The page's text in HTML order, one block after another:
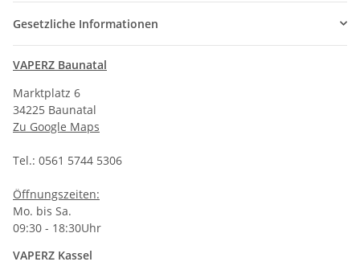
Gesetzliche Informationen
VAPERZ Baunatal
Marktplatz 6
34225 Baunatal
Zu Google Maps
Tel.: 0561 5744 5306
Öffnungszeiten:
Mo. bis Sa.
09:30 - 18:30Uhr
VAPERZ Kassel